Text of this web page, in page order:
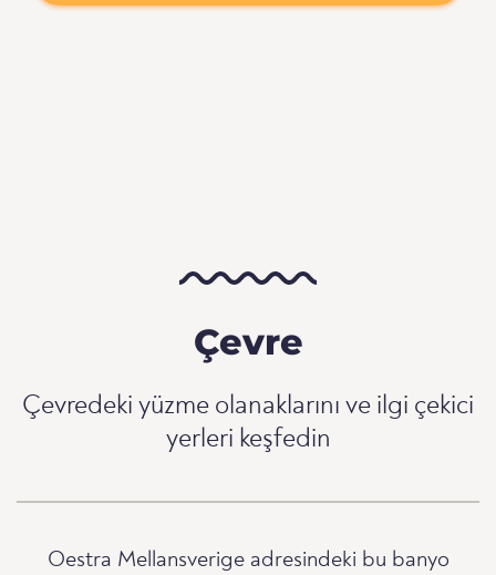
Çevre
Çevredeki yüzme olanaklarını ve ilgi çekici
yerleri keşfedin
Oestra Mellansverige adresindeki bu banyo